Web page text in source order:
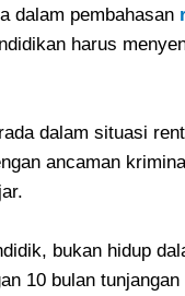
dalam pembahasan
harus
dalam situasi
ancaman
bukan hidup
10 bulan